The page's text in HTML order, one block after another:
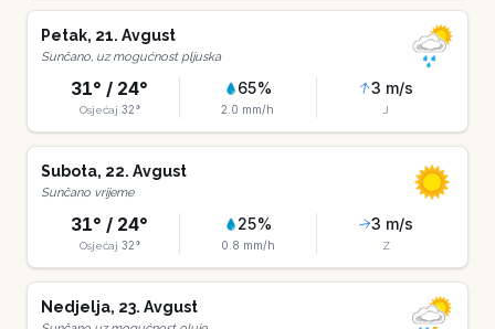
Petak, 21. Avgust
Sunčano, uz mogućnost pljuska
31° / 24°
Osjećaj 32°
65%
2.0 mm/h
3 m/s
J
Subota, 22. Avgust
Sunčano vrijeme
31° / 24°
Osjećaj 32°
25%
0.8 mm/h
3 m/s
Z
Nedjelja, 23. Avgust